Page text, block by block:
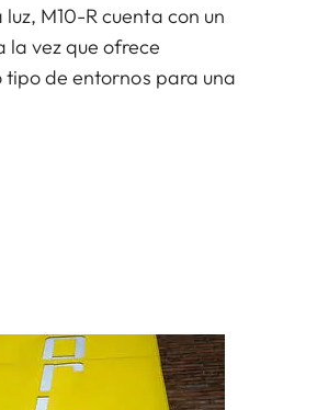
M10-R cuenta con un
la vez que ofrece
tipo de entornos para una